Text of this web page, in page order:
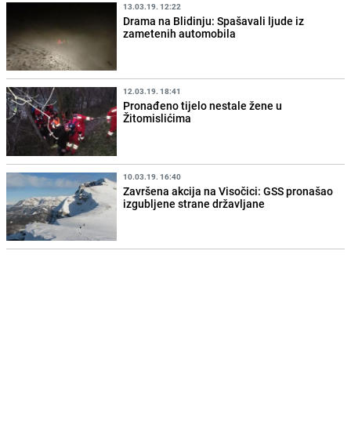
13.03.19. 12:22
Drama na Blidinju: Spašavali ljude iz
zametenih automobila
12.03.19. 18:41
Pronađeno tijelo nestale žene u
Žitomislićima
10.03.19. 16:40
Završena akcija na Visočici: GSS pronašao
izgubljene strane državljane